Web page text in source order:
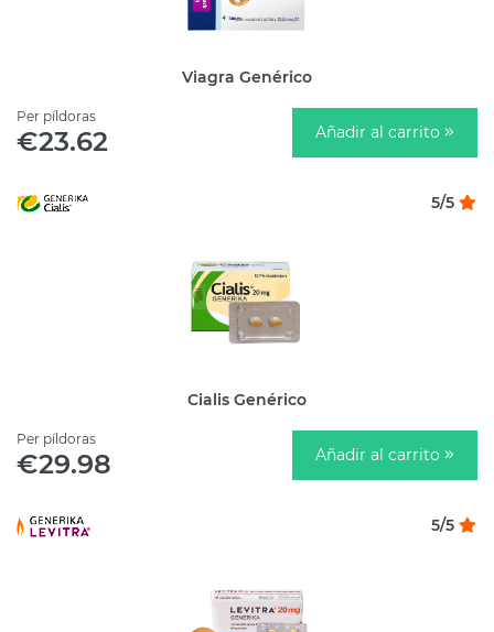
Viagra Genérico
Per píldoras
€23.62 Añadir al carrito
5/5
Cialis Genérico
Per píldoras
€29.98 Añadir al carrito
5/5